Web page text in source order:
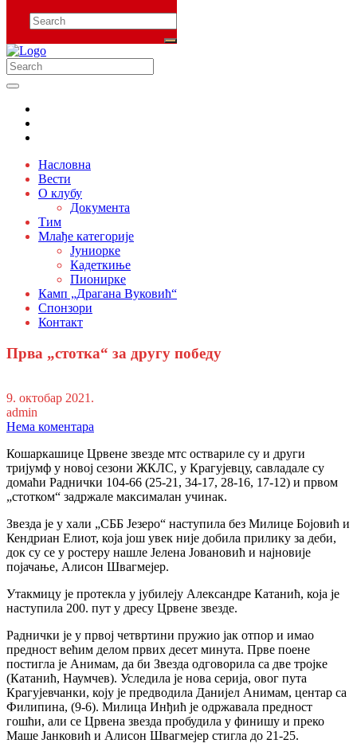
Насловна
Вести
О клубу
Документа
Тим
Млађе категорије
Јуниорке
Кадеткиње
Пионирке
Камп „Драгана Вуковић“
Спонзори
Контакт
Прва „стотка“ за другу победу
9. октобар 2021.
admin
Нема коментара
Кошаркашице Црвене звезде мтс оствариле су и други
тријумф у новој сезони ЖКЛС, у Крагујевцу, савладале су
домаћи Раднички 104-66 (25-21, 34-17, 28-16, 17-12) и првом
„стотком“ задржале максималан учинак.
Звезда је у хали „СББ Језеро“ наступила без Милице Бојовић и
Кендриан Елиот, која још увек није добила прилику за деби,
док су се у ростеру нашле Јелена Јовановић и најновије
појачање, Алисон Швагмејер.
Утакмицу је протекла у јубилеју Александре Катанић, која је
наступила 200. пут у дресу Црвене звезде.
Раднички је у првој четвртини пружио јак отпор и имао
предност већим делом првих десет минута. Прве поене
постигла је Анимам, да би Звезда одговорила са две тројке
(Катанић, Наумчев). Уследила је нова серија, овог пута
Крагујевчанки, коју је предводила Данијел Анимам, центар са
Филипина, (9-6). Милица Инђић је одржавала предност
гошћи, али се Црвена звезда пробудила у финишу и преко
Маше Јанковић и Алисон Швагмејер стигла до 21-25.